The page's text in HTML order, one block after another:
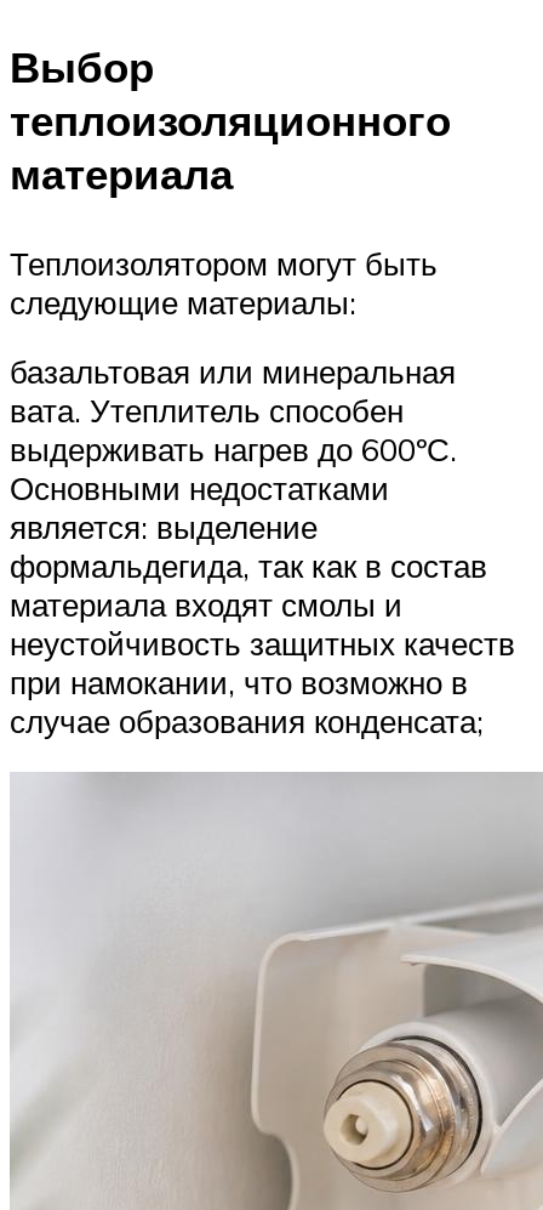
Выбор
теплоизоляционного
материала
Теплоизолятором могут быть
следующие материалы:
базальтовая или минеральная
вата. Утеплитель способен
выдерживать нагрев до 600ºС.
Основными недостатками
является: выделение
формальдегида, так как в состав
материала входят смолы и
неустойчивость защитных качеств
при намокании, что возможно в
случае образования конденсата;